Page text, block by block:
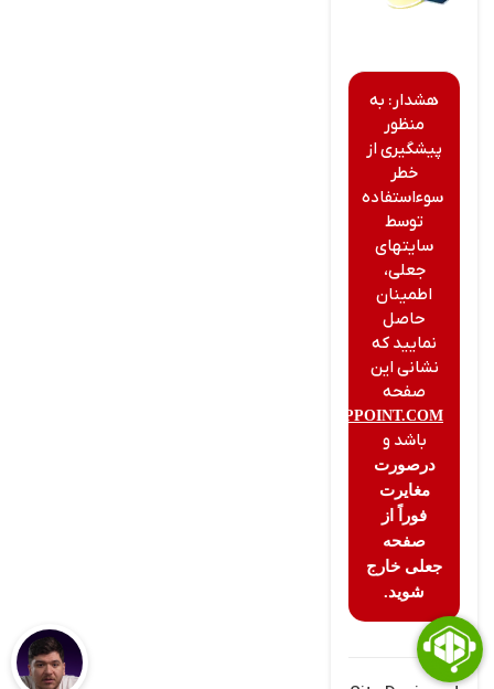
هشدار: به
منظور
پیشگیری از
خطر
سوءاستفاده
توسط
سایتهای
جعلی،
اطمینان
حاصل
نمایید که
نشانی این
صفحه
CIPPOINT.COM
باشد و
درصورت
مغایرت
فوراً از
صفحه
جعلی خارج
شوید.